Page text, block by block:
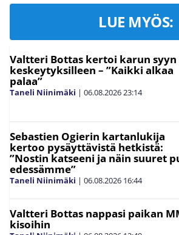
LUE MYÖS:
Valtteri Bottas kertoi karun syyn
keskeytyksilleen – ”Kaikki alkaa
palaa”
Taneli Niinimäki | 06.08.202623:14
Sebastien Ogierin kartanlukija
kertoo pysäyttävistä hetkistä:
”Nostin katseeni ja näin suuret
edessämme”
Taneli Niinimäki | 06.08.2026 16:44
Valtteri Bottas nappasi paikan
kisoihin